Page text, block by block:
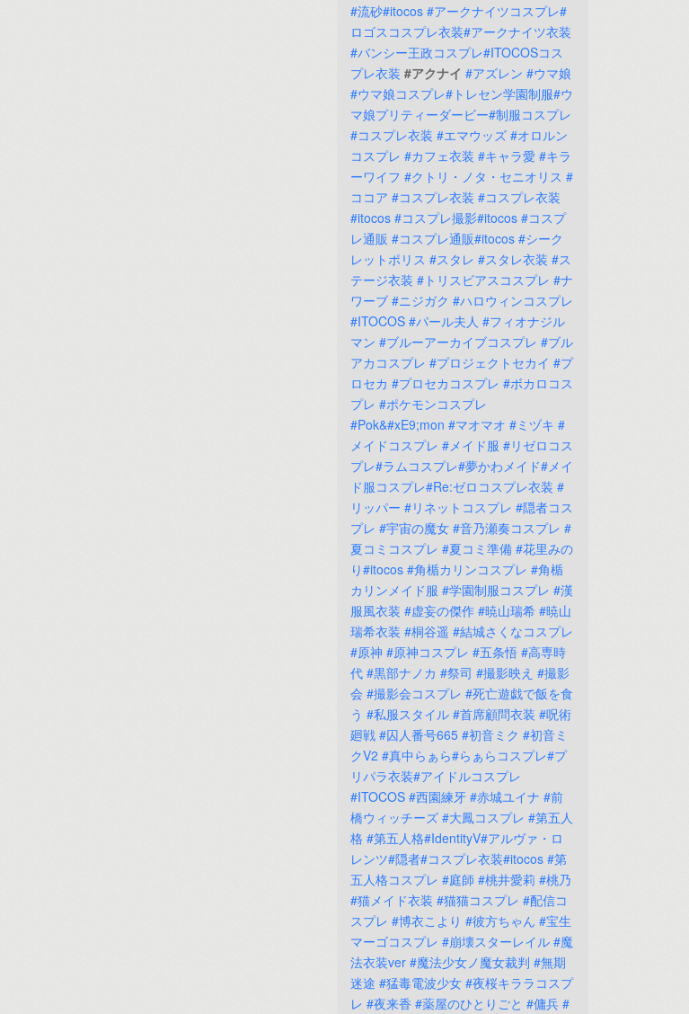
#流砂#itocos #アークナイツコスプレ#
ロゴスコスプレ衣装#アークナイツ衣装
#バンシー王政コスプレ#ITOCOSコス
プレ衣装 #アクナイ #アズレン #ウマ娘
#ウマ娘コスプレ#トレセン学園制服#ウ
マ娘プリティーダービー#制服コスプレ
#コスプレ衣装 #エマウッズ #オロルン
コスプレ #カフェ衣装 #キャラ愛 #キラ
ーワイフ #クトリ・ノタ・セニオリス #
ココア #コスプレ衣装 #コスプレ衣装
#itocos #コスプレ撮影#itocos #コスプ
レ通販 #コスプレ通販#itocos #シーク
レットポリス #スタレ #スタレ衣装 #ス
テージ衣装 #トリスビアスコスプレ #ナ
ワーブ #ニジガク #ハロウィンコスプレ
#ITOCOS #パール夫人 #フィオナジル
マン #ブルーアーカイブコスプレ #ブル
アカコスプレ #プロジェクトセカイ #プ
ロセカ #プロセカコスプレ #ボカロコス
プレ #ポケモンコスプレ
#Pok&#xE9;mon #マオマオ #ミヅキ #
メイドコスプレ #メイド服 #リゼロコス
プレ#ラムコスプレ#夢かわメイド#メイ
ド服コスプレ#Re:ゼロコスプレ衣装 #
リッパー #リネットコスプレ #隠者コス
プレ #宇宙の魔女 #音乃瀬奏コスプレ #
夏コミコスプレ #夏コミ準備 #花里みの
り#itocos #角楯カリンコスプレ #角楯
カリンメイド服 #学園制服コスプレ #漢
服風衣装 #虚妄の傑作 #暁山瑞希 #暁山
瑞希衣装 #桐谷遥 #結城さくなコスプレ
#原神 #原神コスプレ #五条悟 #高専時
代 #黒部ナノカ #祭司 #撮影映え #撮影
会 #撮影会コスプレ #死亡遊戯で飯を食
う #私服スタイル #首席顧問衣装 #呪術
廻戦 #囚人番号665 #初音ミク #初音ミ
クV2 #真中らぁら#らぁらコスプレ#プ
リパラ衣装#アイドルコスプレ
#ITOCOS #西園練牙 #赤城ユイナ #前
橋ウィッチーズ #大鳳コスプレ #第五人
格 #第五人格#IdentityV#アルヴァ・ロ
レンツ#隠者#コスプレ衣装#itocos #第
五人格コスプレ #庭師 #桃井愛莉 #桃乃
#猫メイド衣装 #猫猫コスプレ #配信コ
スプレ #博衣こより #彼方ちゃん #宝生
マーゴコスプレ #崩壊スターレイル #魔
法衣装ver #魔法少女ノ魔女裁判 #無期
迷途 #猛毒電波少女 #夜桜キララコスプ
レ #夜来香 #薬屋のひとりごと #傭兵 #